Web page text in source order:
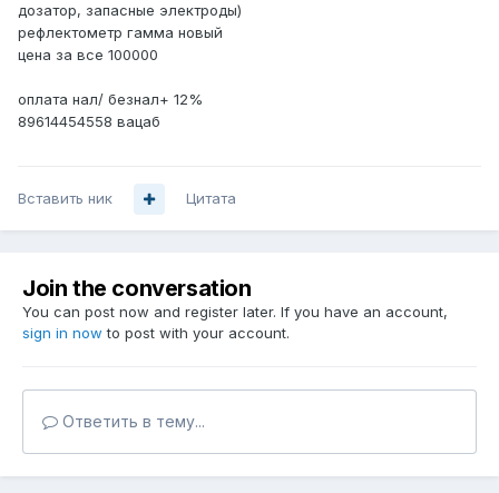
дозатор, запасные электроды)
рефлектометр гамма новый
цена за все 100000
оплата нал/ безнал+ 12%
89614454558 вацаб
Вставить ник Цитата
Join the conversation
You can post now and register later. If you have an account,
sign in now to post with your account.
Ответить в тему...